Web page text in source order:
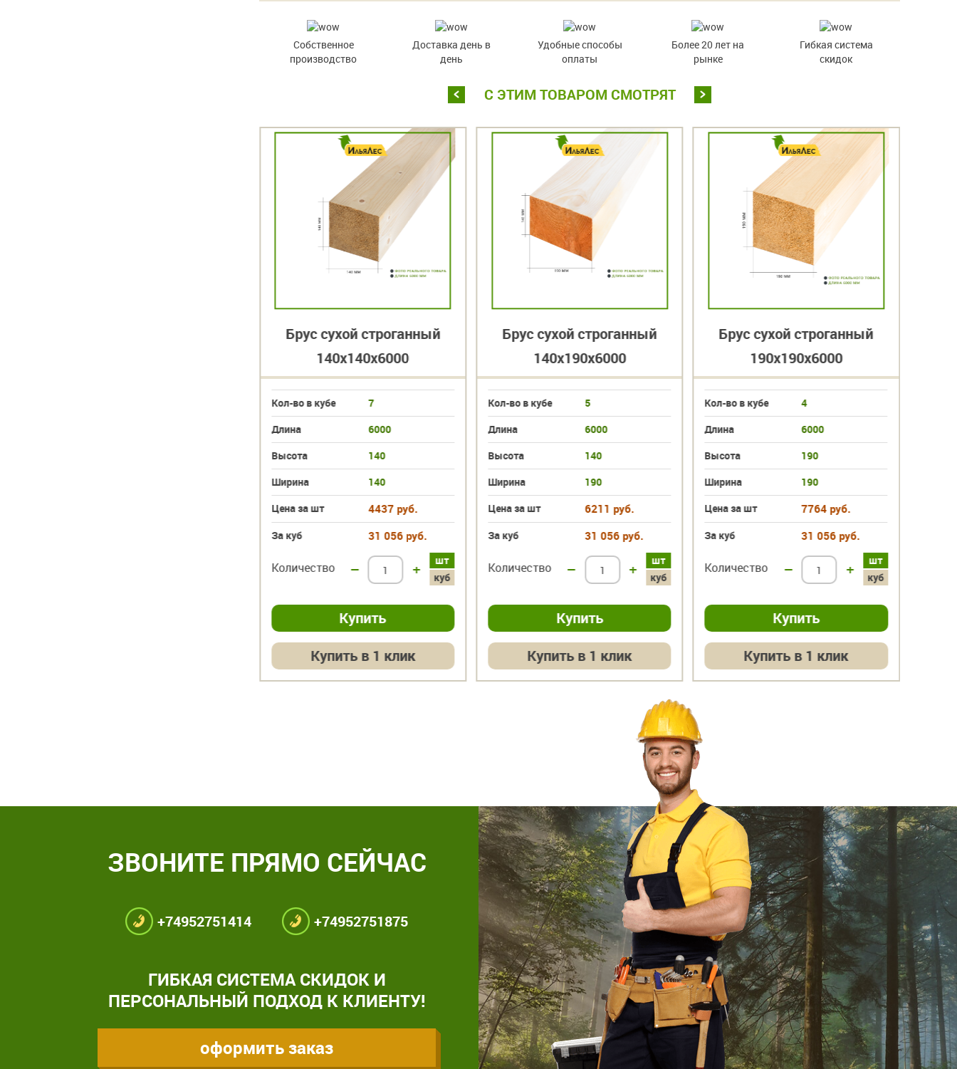
Собственное
производство
Доставка день в
день
Удобные способы
оплаты
Более 20 лет на
рынке
Гибкая система
скидок
С ЭТИМ ТОВАРОМ СМОТРЯТ
Брус сухой строганный
140х140х6000
Кол-во в кубе
7
Длина
6000
Высота
140
Ширина
140
Цена за шт
4437 руб.
За куб 31 056 руб.
шт
куб
Количество – +
Купить в 1 клик
Брус сухой строганный
140х190х6000
Кол-во в кубе
5
Длина
6000
Высота
140
Ширина
190
Цена за шт
6211 руб.
За куб 31 056 руб.
шт
куб
Количество – +
Купить в 1 клик
Брус сухой строганный
190х190х6000
Кол-во в кубе
4
Длина
6000
Высота
190
Ширина
190
Цена за шт
7764 руб.
За куб 31 056 руб.
шт
куб
Количество – +
Купить в 1 клик
ЗВОНИТЕ ПРЯМО СЕЙЧАС
+74952751414 +74952751875
ГИБКАЯ СИСТЕМА СКИДОК И
ПЕРСОНАЛЬНЫЙ ПОДХОД К КЛИЕНТУ!
оформить заказ